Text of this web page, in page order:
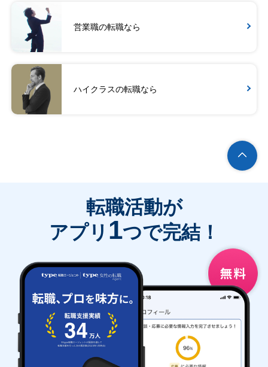
営業職の転職なら
ハイクラスの転職なら
転職活動が
アプリ 1つで完結！